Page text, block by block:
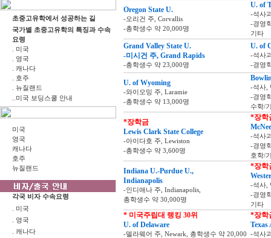
초중고유학에서 성공하는 길
국가별 초중고유학의 특징과 수속
요령
. 미국
. 영국
. 캐나다
. 호주
. 뉴질랜드
.미국 보딩스쿨 안내
미국
영국
캐나다
호주
뉴질랜드
각국 비자 수속요령
. 미국
. 영국
. 캐나다
Oregon State U.
-오리건 주, Corvallis
-총학생수 약 20,000명
U. of
-석사
-경영
기타
Grand Valley State U.
-미시건 주, Grand Rapids
-총학생수 약 23,000명
U. of
-석사
-경영
U. of Wyoming
-와이오밍 주, Laramie
-총학생수 약 13,000명
-석사,
-경영
수학/
*장학금
Lewis Clark State College
-아이다호 주, Lewiston
-총학생수 약 3,600명
*장학
-석사
-경영
호학/
Indiana U.-Purdue U.,
Indianapolis
-인디애나 주, Indianapolis,
총학생수 약 30,000명
*장학
-석사,
-경영
기타
* 미국주립대 랭킹 30위
U. of Delaware
-델라웨어 주, Newark, 총학생수 약 20,000
*장학
-석사